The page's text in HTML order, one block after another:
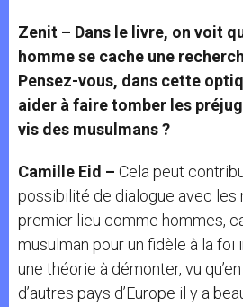
Zenit – Dans le livre, on voit
homme se cache une
Pensez-vous, dans cette
aider à faire tomber les
vis des musulmans ?
Camille Eid – Cela peut
possibilité de dialogue avec les
premier lieu comme hommes,
musulman pour un fidèle à la
une théorie à démonter, vu
d’autres pays d’Europe il y a